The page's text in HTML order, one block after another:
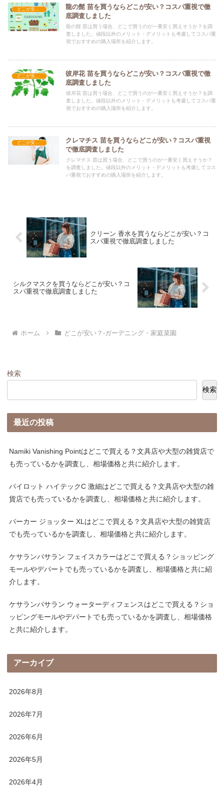
どこが安い？-ガーデニング・家庭菜園
龍の髭 苗を買うならどこが安い？コスパ重視で徹
底調査しました
龍の髭 苗は買う場合、どこで買うのが一番安く買えそうか？を調
査しました。値段以外のメリット・デメリットも考慮してコスパ重
視でおすすめの購入場所を紹介します。
彼岸花 苗を買うならどこが安い？コスパ重視で徹
底調査しました
彼岸花 苗は買う場合、どこで買うのが一番安く買えそうか？を調
査しました。値段以外のメリット・デメリットも考慮してコスパ重
視でおすすめの購入場所を紹介します。
クレマチス 苗を買うならどこが安い？コスパ重視
で徹底調査しました
クレマチス 苗は買う場合、どこで買うのが一番安く買えそうか？
を調査しました。値段以外のメリット・デメリットも考慮してコス
パ重視でおすすめの購入場所を紹介します。
クリーン 香水を買うならどこが安い？コ
スパ重視で徹底調査しました
シルクマスクを買うならどこが安い？コ
スパ重視で徹底調査しました
ホーム どこが安い？-ガーデニング・家庭菜園
検索
検索
最近の投稿
Namiki Vanishing Pointはどこで買える？文具店や大型の雑貨店で
も売っているかを調査し、相場価格と共に紹介します。
パイロット ハイテックC 激細はどこで買える？文具店や大型の雑
貨店でも売っているかを調査し、相場価格と共に紹介します。
パーカー ジョッター XLはどこで買える？文具店や大型の雑貨店
でも売っているかを調査し、相場価格と共に紹介します。
ケサランパサラン フェイスカラーはどこで買える？ショッピング
モールやデパートでも売っているかを調査し、相場価格と共に紹
介します。
ケサランパサラン ウォーターディフェンスはどこで買える？ショ
ッピングモールやデパートでも売っているかを調査し、相場価格
と共に紹介します。
アーカイブ
2026年8月
2026年7月
2026年6月
2026年5月
2026年4月